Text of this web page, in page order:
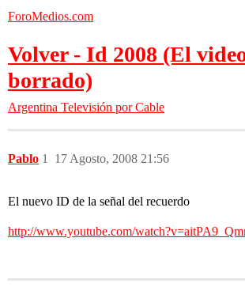
ForoMedios.com
Volver - Id 2008 (El
borrado)
Argentina Televisión por Cable
Pablo 17 Agosto, 2008 21:56
1
El nuevo ID de la señal del recuerdo
http://www.youtube.com/